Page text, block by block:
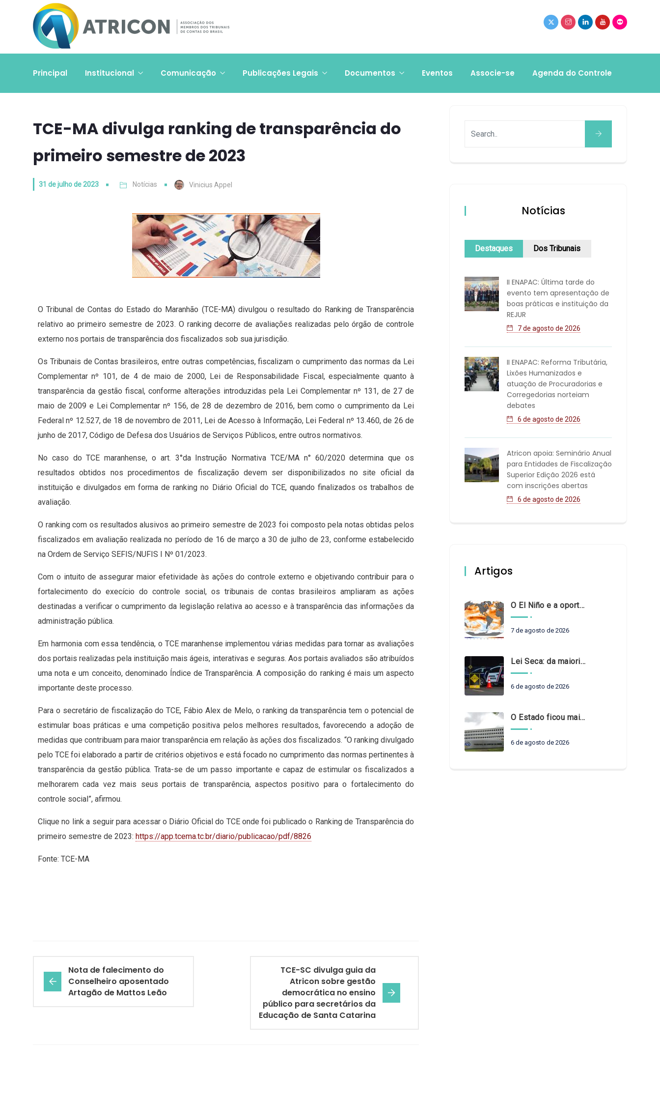
Principal Institucional Comunicação Publicações Legais Documentos Eventos Associe-se Agenda do Controle
TCE-MA divulga ranking de transparência do
primeiro semestre de 2023
31 de julho de 2023 Notícias Vinicius Appel
O Tribunal de Contas do Estado do Maranhão (TCE-MA) divulgou o resultado do Ranking de Transparência
relativo ao primeiro semestre de 2023. O ranking decorre de avaliações realizadas pelo órgão de controle
externo nos portais de transparência dos fiscalizados sob sua jurisdição.
Os Tribunais de Contas brasileiros, entre outras competências, fiscalizam o cumprimento das normas da Lei
Complementar nº 101, de 4 de maio de 2000, Lei de Responsabilidade Fiscal, especialmente quanto à
transparência da gestão fiscal, conforme alterações introduzidas pela Lei Complementar nº 131, de 27 de
maio de 2009 e Lei Complementar nº 156, de 28 de dezembro de 2016, bem como o cumprimento da Lei
Federal nº 12.527, de 18 de novembro de 2011, Lei de Acesso à Informação, Lei Federal nº 13.460, de 26 de
junho de 2017, Código de Defesa dos Usuários de Serviços Públicos, entre outros normativos.
No caso do TCE maranhense, o art. 3°da Instrução Normativa TCE/MA n° 60/2020 determina que os
resultados obtidos nos procedimentos de fiscalização devem ser disponibilizados no site oficial da
instituição e divulgados em forma de ranking no Diário Oficial do TCE, quando finalizados os trabalhos de
avaliação.
O ranking com os resultados alusivos ao primeiro semestre de 2023 foi composto pela notas obtidas pelos
fiscalizados em avaliação realizada no período de 16 de março a 30 de julho de 23, conforme estabelecido
na Ordem de Serviço SEFIS/NUFIS I Nº 01/2023.
Com o intuito de assegurar maior efetividade às ações do controle externo e objetivando contribuir para o
fortalecimento do execício do controle social, os tribunais de contas brasileiros ampliaram as ações
destinadas a verificar o cumprimento da legislação relativa ao acesso e à transparência das informações da
administração pública.
Em harmonia com essa tendência, o TCE maranhense implementou várias medidas para tornar as avaliações
dos portais realizadas pela instituição mais ágeis, interativas e seguras. Aos portais avaliados são atribuídos
uma nota e um conceito, denominado Índice de Transparência. A composição do ranking é mais um aspecto
importante deste processo.
Para o secretário de fiscalização do TCE, Fábio Alex de Melo, o ranking da transparência tem o potencial de
estimular boas práticas e uma competição positiva pelos melhores resultados, favorecendo a adoção de
medidas que contribuam para maior transparência em relação às ações dos fiscalizados. “O ranking divulgado
pelo TCE foi elaborado a partir de critérios objetivos e está focado no cumprimento das normas pertinentes à
transparência da gestão pública. Trata-se de um passo importante e capaz de estimular os fiscalizados a
melhorarem cada vez mais seus portais de transparência, aspectos positivo para o fortalecimento do
controle social”, afirmou.
Clique no link a seguir para acessar o Diário Oficial do TCE onde foi publicado o Ranking de Transparência do
primeiro semestre de 2023: https://app.tcema.tc.br/diario/publicacao/pdf/8826
Fonte: TCE-MA
Nota de falecimento do
Conselheiro aposentado
Artagão de Mattos Leão
TCE-SC divulga guia da
Atricon sobre gestão
democrática no ensino
público para secretários da
Educação de Santa Catarina
Notícias
Destaques Dos Tribunais
II ENAPAC: Última tarde do
evento tem apresentação de
boas práticas e instituição da
REJUR
7 de agosto de 2026
II ENAPAC: Reforma Tributária,
Lixões Humanizados e
atuação de Procuradorias e
Corregedorias norteiam
debates
6 de agosto de 2026
Atricon apoia: Seminário Anual
para Entidades de Fiscalização
Superior Edição 2026 está
com inscrições abertas
6 de agosto de 2026
Artigos
O El Niño e a oportunidade de fortalecer o controle externo das políticas climáticas
7 de agosto de 2026
Lei Seca: da maioridade à maturidade
6 de agosto de 2026
O Estado ficou mais complexo. O controle precisa acompanhar
6 de agosto de 2026